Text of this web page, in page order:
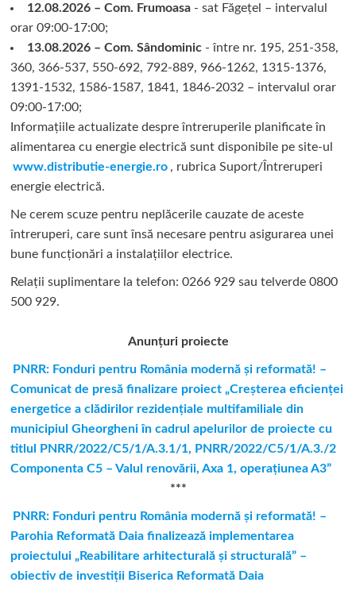
12.08.2026 – Com. Frumoasa- sat Făgețel – intervalul
orar 09:00-17:00;
13.08.2026 – Com. Sândominic- între nr. 195, 251-358,
360, 366-537, 550-692, 792-889, 966-1262, 1315-1376,
1391-1532, 1586-1587, 1841, 1846-2032 – intervalul orar
09:00-17:00;
Informațiile actualizate despre întreruperile planificate în
alimentarea cu energie electrică sunt disponibile pe site-ul
www.distributie-energie.ro , rubrica Suport/Întreruperi
energie electrică.
Ne cerem scuze pentru neplăcerile cauzate de aceste
întreruperi, care sunt însă necesare pentru asigurarea unei
bune funcționări a instalațiilor electrice.
Relații suplimentare la tel efon: 0266 929 sau telverde 0800
500 929.
Anunțuri proiecte
PNRR: Fonduri pentru România modernă şi reformată! –
Comunicat de presă finalizare proiect „Creşterea eficienţei
energetice a clădirilor rezidenţiale multifamiliale din
municipiul Gheorgheni în cadrul apelurilor de proiecte cu
titlul PNRR/2022/C5/1/A.3.1/1, PNRR/2022/C5/1/A.3./2
Componenta C5 – Valul renovării, Axa 1, operaţiunea A3”
***
PNRR: Fonduri pentru România modernă și reformată! –
Parohia Reformată Daia finalizează implementarea
proiectului „Reabilitare arhitecturală și structurală” –
obiectiv de investiții Biserica Reformată Daia